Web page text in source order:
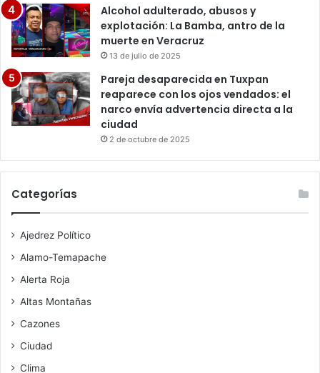
Alcohol adulterado, abusos y
explotación: La Bamba, antro de la
muerte en Veracruz
13 de julio de 2025
Pareja desaparecida en Tuxpan
reaparece con los ojos vendados: el
narco envía advertencia directa a la
ciudad
2 de octubre de 2025
Categorías
Ajedrez Político
Alamo-Temapache
Alerta Roja
Altas Montañas
Cazones
Ciudad
Clima